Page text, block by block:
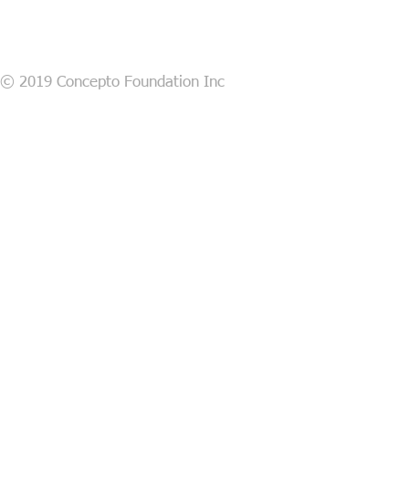
© 2019 Concepto Foundation Inc